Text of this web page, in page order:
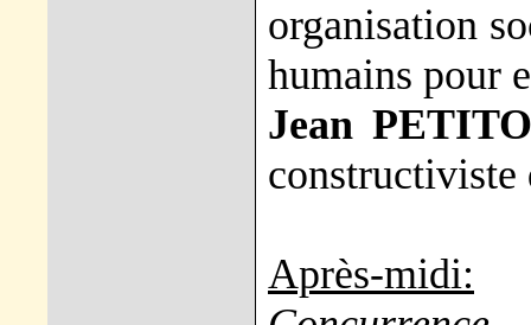
organisation
humains pour
Jean
constructiviste
Après-midi: